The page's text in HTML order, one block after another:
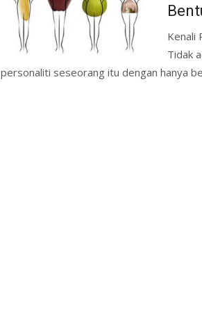
Kenali
Tidak
personaliti seseorang itu dengan hanya